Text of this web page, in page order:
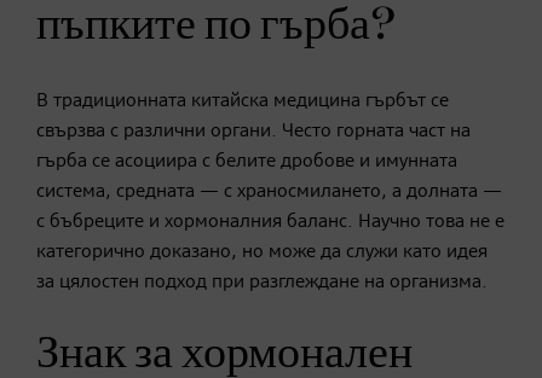
пъпките по гърба?
В традиционната китайска медицина гърбът се
свързва с различни органи. Често горната част на
гърба се асоциира с белите дробове и имунната
система, средната — с храносмилането, а долната —
с бъбреците и хормоналния баланс. Научно това не е
категорично доказано, но може да служи като идея
за цялостен подход при разглеждане на организма.
Знак за хормонален